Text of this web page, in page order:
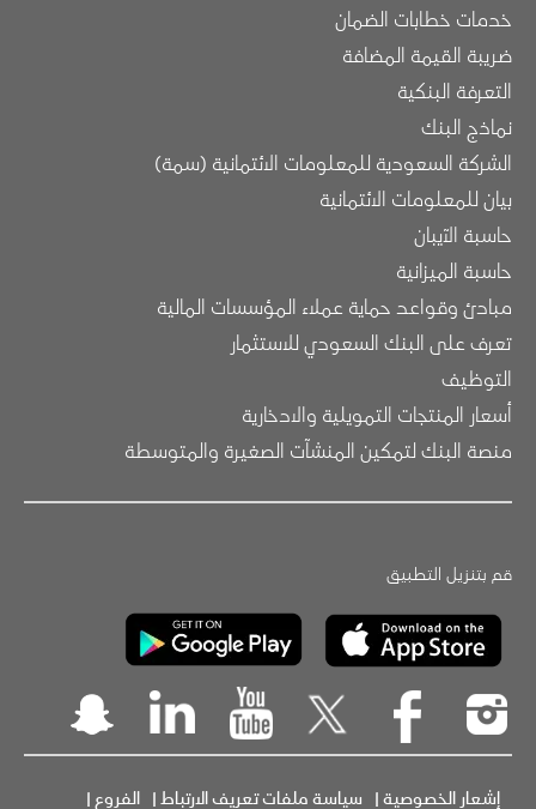
خدمات خطابات الضمان
ضريبة القيمة المضافة
التعرفة البنكية
نماذج البنك
الشركة السعودية للمعلومات الائتمانية (سمة)
بيان للمعلومات الائتمانية
حاسبة الآيبان
حاسبة الميزانية
مبادئ وقواعد حماية عملاء المؤسسات المالية
تعرف على البنك السعودي للاستثمار
التوظيف
أسعار المنتجات التمويلية والادخارية
منصة البنك لتمكين المنشآت الصغيرة والمتوسطة
قم بتنزيل التطبيق
إشعار الخصوصية| سياسة ملفات تعريف الارتباط| الفروع |